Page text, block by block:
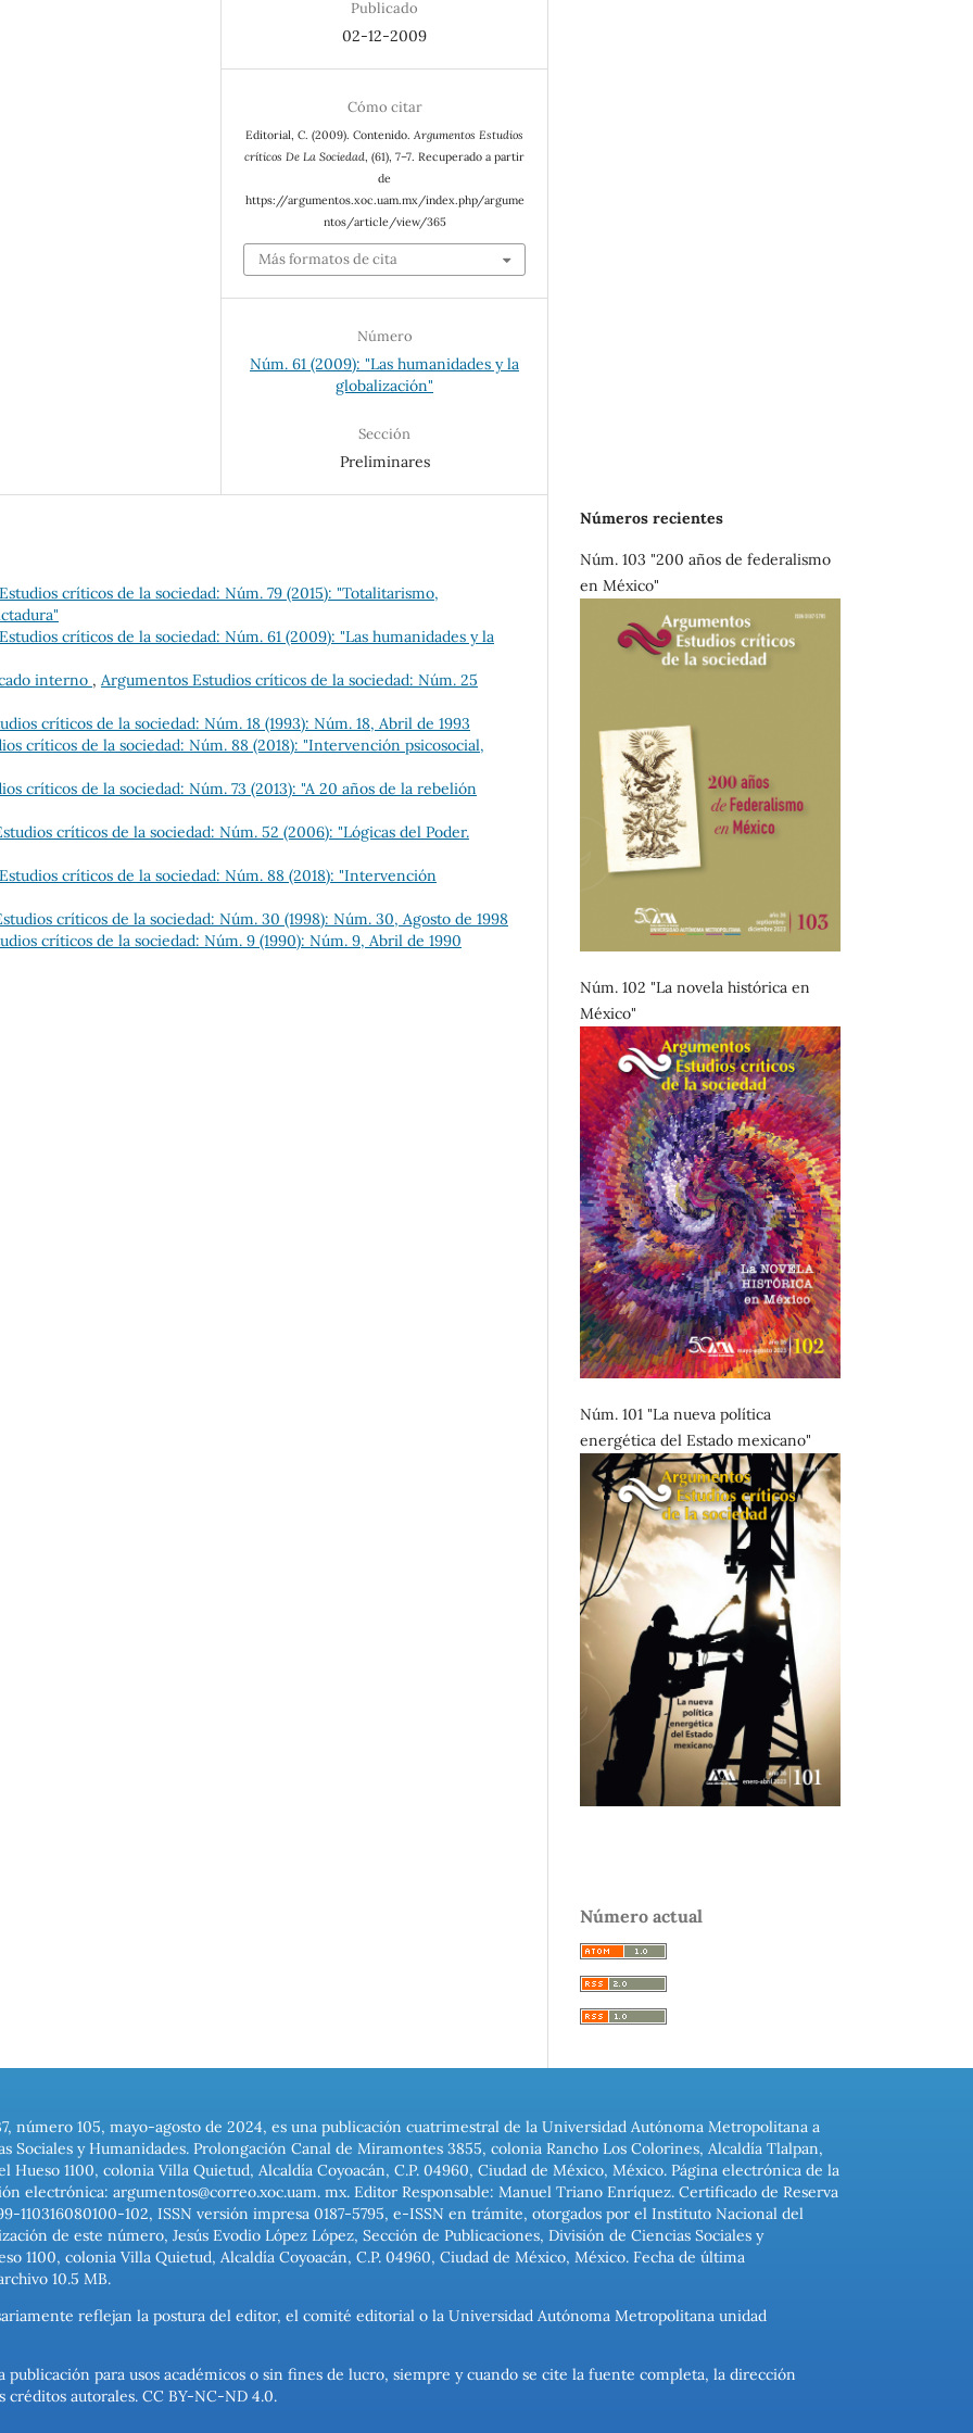
Publicado
02-12-2009
Cómo citar
Editorial, C. (2009). Contenido. Argumentos Estudios
críticos De La Sociedad , (61), 7–7. Recuperado a partir
de
https://argumentos.xoc.uam.mx/index.php/argume
ntos/article/view/365
Más formatos de cita
Número
Núm. 61 (2009): "Las humanidades y la
globalización"
Sección
Preliminares
críticos de la sociedad: Núm. 79 (2015): "Totalitarismo,
críticos de la sociedad: Núm. 61 (2009): "Las humanidades y la
interno , Argumentos Estudios críticos de la sociedad: Núm. 25
críticos de la sociedad: Núm. 18 (1993): Núm. 18, Abril de 1993
críticos de la sociedad: Núm. 88 (2018): "Intervención psicosocial,
críticos de la sociedad: Núm. 73 (2013): "A 20 años de la rebelión
críticos de la sociedad: Núm. 52 (2006): "Lógicas del Poder.
críticos de la sociedad: Núm. 88 (2018): "Intervención
críticos de la sociedad: Núm. 30 (1998): Núm. 30, Agosto de 1998
críticos de la sociedad: Núm. 9 (1990): Núm. 9, Abril de 1990
Números recientes
Núm. 103 "200 años de federalismo
en México"
Núm. 102 "La novela histórica en
México"
Núm. 101 "La nueva política
energética del Estado mexicano"
Número actual
número 105, mayo-agosto de 2024, es una publicación cuatrimestral de la Universidad Autónoma Metropolitana a
Sociales y Humanidades. Prolongación Canal de Miramontes 3855, colonia Rancho Los Colorines, Alcaldía Tlalpan,
Hueso 1100, colonia Villa Quietud, Alcaldía Coyoacán, C.P. 04960, Ciudad de México, México. Página electrónica de la
electrónica: argumentos@correo.xoc.uam. mx. Editor Responsable: Manuel Triano Enríquez. Certificado de Reserva
110316080100-102, ISSN versión impresa 0187-5795, e-ISSN en trámite, otorgados por el Instituto Nacional del
de este número, Jesús Evodio López López, Sección de Publicaciones, División de Ciencias Sociales y
1100, colonia Villa Quietud, Alcaldía Coyoacán, C.P. 04960, Ciudad de México, México. Fecha de última
10.5 MB.
reflejan la postura del editor, el comité editorial o la Universidad Autónoma Metropolitana unidad
para usos académicos o sin fines de lucro, siempre y cuando se cite la fuente completa, la dirección
autorales. CC BY-NC-ND 4.0.